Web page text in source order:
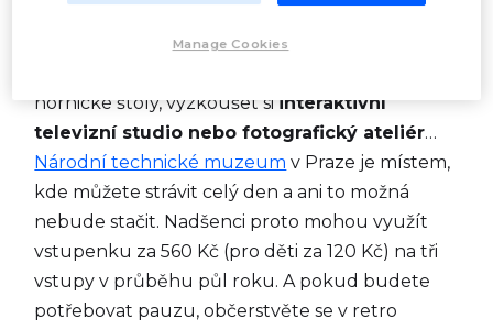
Vznést se mezi letadla, levitující v prostoru obří
hornické štoly, vyzkoušet si interaktivní
televizní studio nebo fotografický ateliér…
Národní technické muzeum v Praze je místem,
kde můžete strávit celý den a ani to možná
nebude stačit. Nadšenci proto mohou využít
vstupenku za 560 Kč (pro děti za 120 Kč) na tři
vstupy v průběhu půl roku. A pokud budete
potřebovat pauzu, občerstvěte se v retro
Manage Cookies